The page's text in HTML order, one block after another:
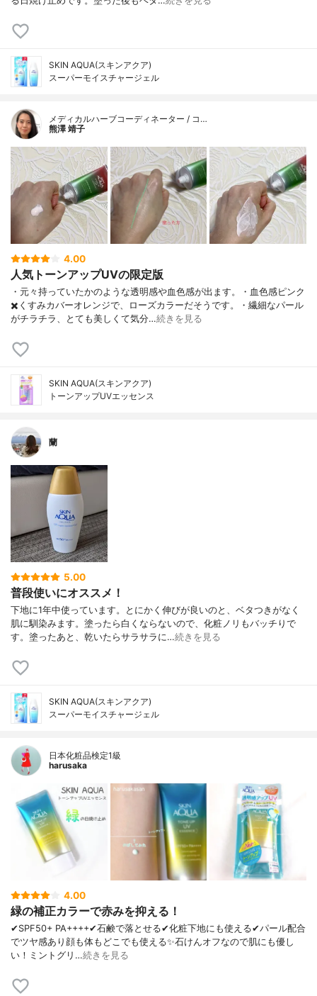
SKIN AQUA(スキンアクア)
スーパーモイスチャージェル
メディカルハーブコーディネーター / コ…
熊澤 靖子
4.00
人気トーンアップUVの限定版
・元々持っていたかのような透明感や血色感が出ます。・血色感ピンク
✖️くすみカバーオレンジで、ローズカラーだそうです。・繊細なパール
がチラチラ、とても美しくて気分…続きを見る
SKIN AQUA(スキンアクア)
トーンアップUVエッセンス
蘭
5.00
普段使いにオススメ！
下地に1年中使っています。とにかく伸びが良いのと、ベタつきがなく
肌に馴染みます。塗ったら白くならないので、化粧ノリもバッチりで
す。塗ったあと、乾いたらサラサラに…続きを見る
SKIN AQUA(スキンアクア)
スーパーモイスチャージェル
日本化粧品検定1級
harusaka
4.00
緑の補正カラーで赤みを抑える！
✔︎SPF50+ PA++++✔︎石鹸で落とせる✔︎化粧下地にも使える✔︎パール配合
でツヤ感あり顔も体もどこでも使える✨石けんオフなので肌にも優し
い！ミントグリ…続きを見る